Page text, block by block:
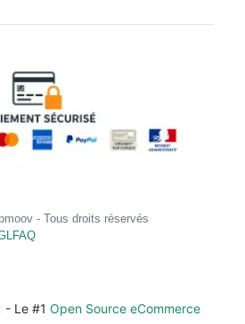
- Tous droits réservés
FAQ
- Le #1Open Source eCommerce